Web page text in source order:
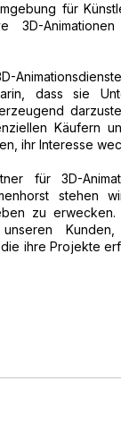
für
3D-
dass sie
Käufern
ihr Interesse
für 3D-
stehen
zu
ihre Projekte